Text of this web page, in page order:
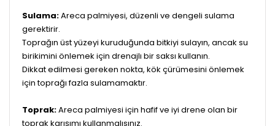
Sulama:Areca palmiyesi, düzenli ve dengeli sulama
gerektirir.
Toprağın üst yüzeyi kuruduğunda bitkiyi sulayın, ancak su
birikimini önlemek için drenajlı bir saksı kullanın.
Dikkat edilmesi gereken nokta, kök çürümesini önlemek
için toprağı fazla sulamamaktır.
Toprak:Areca palmiyesi için hafif ve iyi drene olan bir
toprak karışımı kullanmalısınız.